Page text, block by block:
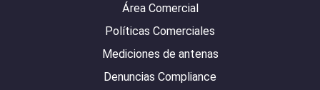
Área Comercial
Políticas Comerciales
Mediciones de antenas
Denuncias Compliance